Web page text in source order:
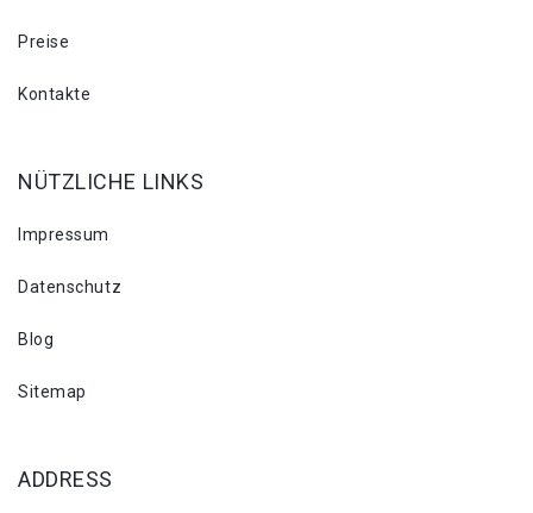
Preise
Kontakte
NÜTZLICHE LINKS
Impressum
Datenschutz
Blog
Sitemap
ADDRESS